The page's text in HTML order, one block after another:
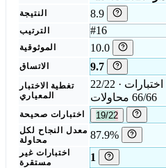
النتيجة 8.9
الترتيب #16
الموثوقية 10.0
الاتساق 9.7
تغطية الاختبار
المعياري
22/22 اختبارات ·
66/66 محاولات
اختبارات صحيحة 19/22
معدل النجاح لكل
محاولة
87.9%
اختبارات غير
مستقرة
1